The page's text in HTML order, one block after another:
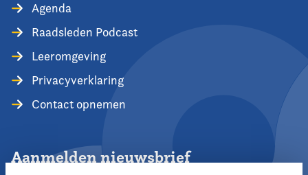
Agenda
Raadsleden Podcast
Leeromgeving
Privacyverklaring
Contact opnemen
Aanmelden nieuwsbrief